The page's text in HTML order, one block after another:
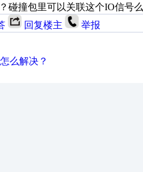
碰撞包里可以关联这个IO信号么
回复楼主 举报
么解决？